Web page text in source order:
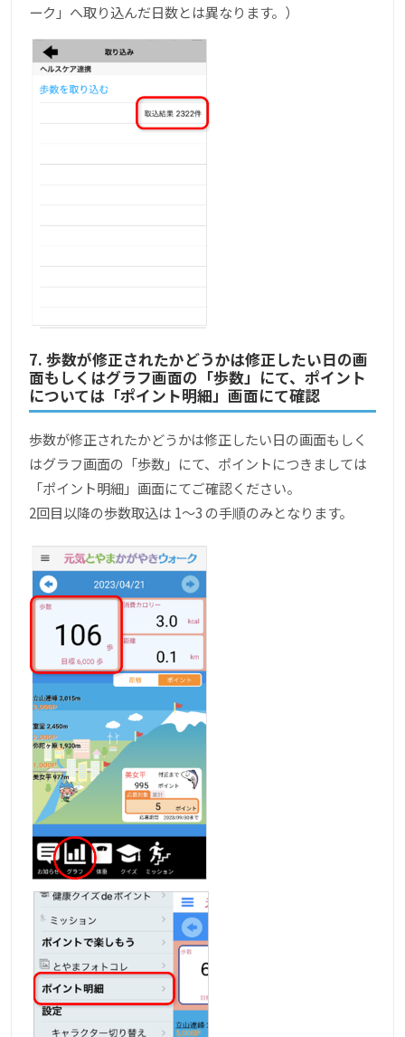
ーク」へ取り込んだ日数とは異なります。）
7. 歩数が修正されたかどうかは修正したい日の画
面もしくはグラフ画面の「歩数」にて、ポイント
については「ポイント明細」画面にて確認
歩数が修正されたかどうかは修正したい日の画面もしく
はグラフ画面の「歩数」にて、ポイントにつきましては
「ポイント明細」画面にてご確認ください。
2回目以降の歩数取込は 1～3 の手順のみとなります。